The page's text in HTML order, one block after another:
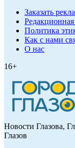
Заказать
Политика
Как с нами
О нас
16+
Новости Глазова,
Глазов